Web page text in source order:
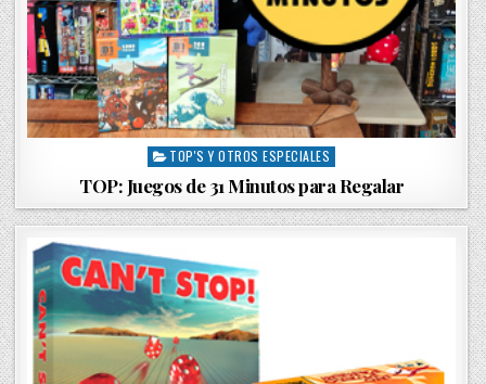
P
s
t
d
i
n
TOP'S Y OTROS ESPECIALES
TOP: Juegos de 31 Minutos para Regalar